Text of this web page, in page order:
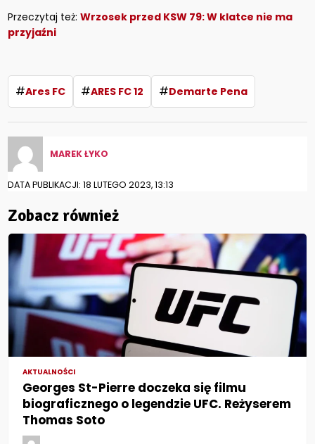
Przeczytaj też:Wrzosek przed KSW 79: W klatce nie ma
przyjaźni
#Ares FC #ARES FC 12 #Demarte Pena
MAREK ŁYKO
DATA PUBLIKACJI: 18 LUTEGO 2023, 13:13
Zobacz również
AKTUALNOŚCI
Georges St-Pierre doczeka się filmu
biograficznego o legendzie UFC. Reżyserem
Thomas Soto